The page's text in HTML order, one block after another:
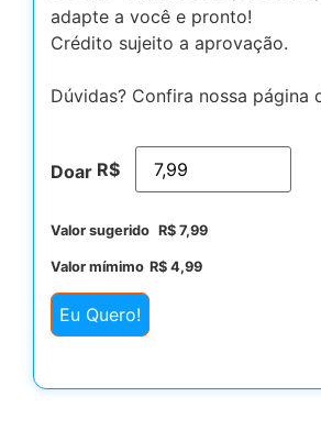
adapte a você e pronto!
Crédito sujeito a aprovação.
Dúvidas? Confira nossa página
Doar R$
Valor sugerido R$ 7,99
Valor mímimo R$ 4,99
Eu Quero!